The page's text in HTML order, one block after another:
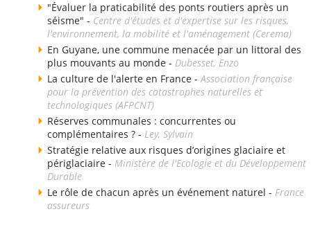
"Évaluer la praticabilité des ponts routiers après un
séisme" - Centre d'études et d'expertise sur les risques,
l'environnement, la mobilité et l'aménagement (Cerema)
En Guyane, une commune menacée par un littoral des
plus mouvants au monde - Dubesset, Enzo
La culture de l'alerte en France -Association française
pour la prévention des catastrophes naturelles et
technologiques (AFPCNT)
Réserves communales : concurrentes ou
complémentaires ? - Ley, Sylvain
Stratégie relative aux risques d’origines glaciaire et
périglaciaire - Ministère de l'Ecologie et du Développement
Durable
Le rôle de chacun après un événement naturel - France
assureurs